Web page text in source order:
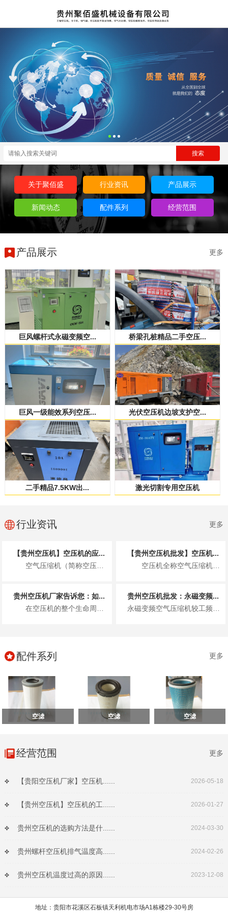
关于聚佰盛 行业资讯 产品展示
新闻动态 配件系列 经营范围
产品展示 更多
巨风螺杆式永磁变频空... 桥梁孔桩精品二手空压...
巨风一级能效系列空压... 光伏空压机边坡支护空...
二手精品7.5KW出... 激光切割专用空压机
行业资讯 更多
【贵州空压机】空压机的应...
空气压缩机（简称空压机）作为一种将机械能转化为气体压力能的通用设备，凭借其清洁...
【贵州空压机批发】空压机...
空压机全称空气压缩机，核心作用是将常压空气压缩为高压空气，把电能转...
贵州空压机厂家告诉您：如...
在空压机的整个生命周期中，配件的质量与可靠性无疑至关重要。高品质的空压机配件不...
贵州空压机批发：永磁变频...
永磁变频空气压缩机较工频空气压缩机有什么优点呢，永磁变频空压机的特性! 1)永磁变频空气压缩机节能效果...
配件系列 更多
空滤 空滤 空滤
经营范围 更多
【贵阳空压机厂家】空压机...... 2026-05-18
【贵州空压机】空压机的工...... 2026-01-27
贵州空压机的选购方法是什...... 2024-03-30
贵州螺杆空压机排气温度高...... 2024-02-26
贵州空压机温度过高的原因...... 2023-12-08
地址：贵阳市花溪区石板镇天利机电市场A1栋楼29-30号房